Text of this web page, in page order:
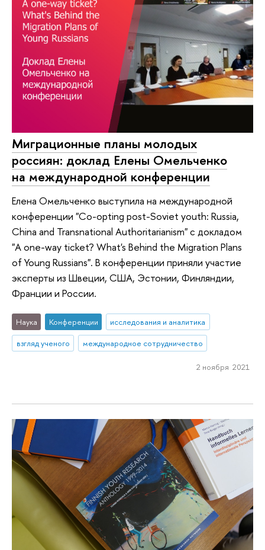
Миграционные планы молодых
россиян: доклад Елены Омельченко
на международной конференции
Елена Омельченко выступила на международной
конференции "Co-opting post-Soviet youth: Russia,
China and Transnational Authoritarianism" с докладом
"A one-way ticket? What's Behind the Migration Plans
of Young Russians". В конференции приняли участие
эксперты из Швеции, США, Эстонии, Финляндии,
Франции и России.
Наука Конференции
исследования и аналитика
взгляд ученого
международное сотрудничество
2 ноября 2021